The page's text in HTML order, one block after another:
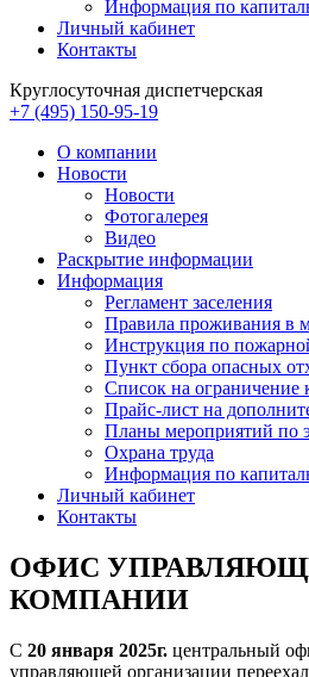
Информация по
Личный кабинет
Контакты
Круглосуточная диспетчерская
+7 (495) 150-95-19
О компании
Новости
Новости
Фотогалерея
Видео
Раскрытие информации
Информация
Регламент заселения
Правила проживания в
Инструкция по
Пункт сбора опасных
Список на ограничение
Прайс-лист на
Планы мероприятий по
Охрана труда
Информация по
Личный кабинет
Контакты
ОФИС
КОМПАНИИ
C 20 января 2025г. центральный
управляющей организации переехал